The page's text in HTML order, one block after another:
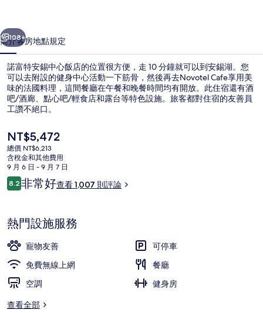
飯
店
的
相
片
集
個 下一個
108+
簡介客房地點規定
諾富特安錫中心飯店的位置很方便，走 10 分鐘就可以到安錫湖。您
可以去附設的健身中心活動一下筋骨，然後再去Novotel Cafe享用美
味的法國料理，這間餐廳在午餐和晚餐時間均有開放。此住宿還有酒
吧/酒廊、點心吧/輕食店和露台等特色設施。旅客都對住宿的友善員
工讚不絕口。
目
前
的
價
格
是
NT$5,472
總價 NT$6,213
含稅金和其他費用
9 月 6 日 - 9 月 7 日
評
論
8.28.2 分，滿分 10 分，
非常好查看 1,007 則評論
熱門設施服務
寵物友善
可停車
免費無線上網
餐廳
空調
健身房
查看全部